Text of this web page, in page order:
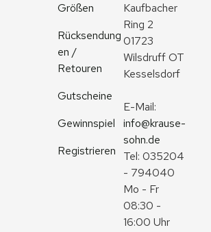
Größen
Rücksendung
en /
Retouren
Gutscheine
Gewinnspiel
Registrieren
Kaufbacher
Ring 2
01723
Wilsdruff OT
Kesselsdorf
info@krause-
sohn.de
Tel: 035204
- 794040
Mo - Fr
08:30 -
16:00 Uhr